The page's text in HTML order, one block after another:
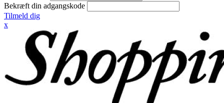
Bekræft din adgangskode
Tilmeld dig
x